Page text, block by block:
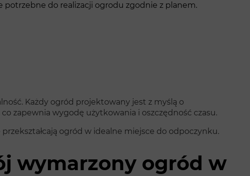
potrzebne do realizacji ogrodu zgodnie z planem.
Każdy ogród projektowany jest z myślą o
zapewnia wygodę użytkowania i oszczędność czasu.
ogród w idealne miejsce do odpoczynku.
wymarzony ogród w